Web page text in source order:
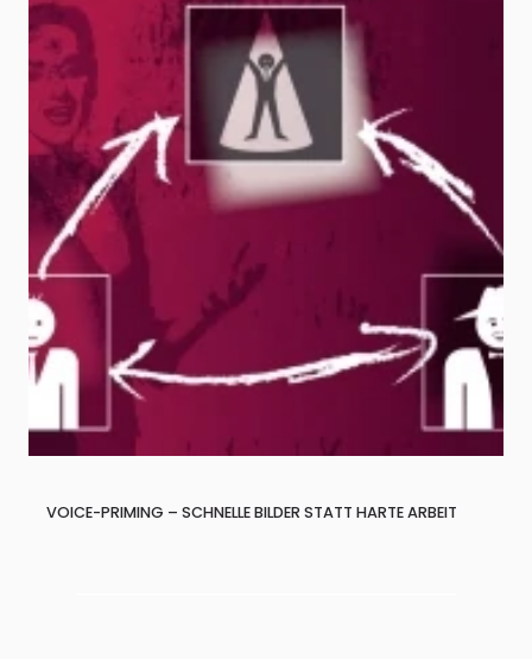
VOICE-PRIMING – SCHNELLE BILDER STATT HARTE ARBEIT